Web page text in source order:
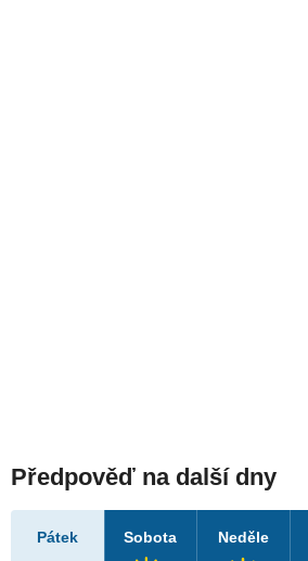
Předpověď na další dny
Pátek Sobota Neděle